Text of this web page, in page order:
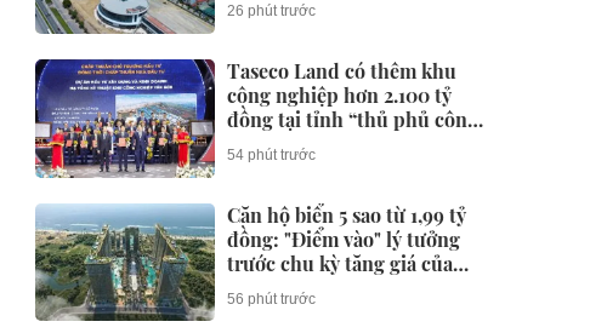
ngờ
26 phút trước
Taseco Land có thêm khu
công nghiệp hơn 2.100 tỷ
đồng tại tỉnh “thủ phủ công
nghiệp” nước ta, nơi
Vingroup, Sun Group, T&T
54 phút trước
Căn hộ biển 5 sao từ 1,99 tỷ
đồng: "Điểm vào" lý tưởng
trước chu kỳ tăng giá của
BĐS Vũng Tàu
56 phút trước